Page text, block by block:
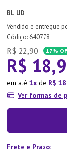
BL UD
: 640778
R$ 22,90 17%
R$ 18,
em até 1 de R$ 18,
Ver formas de